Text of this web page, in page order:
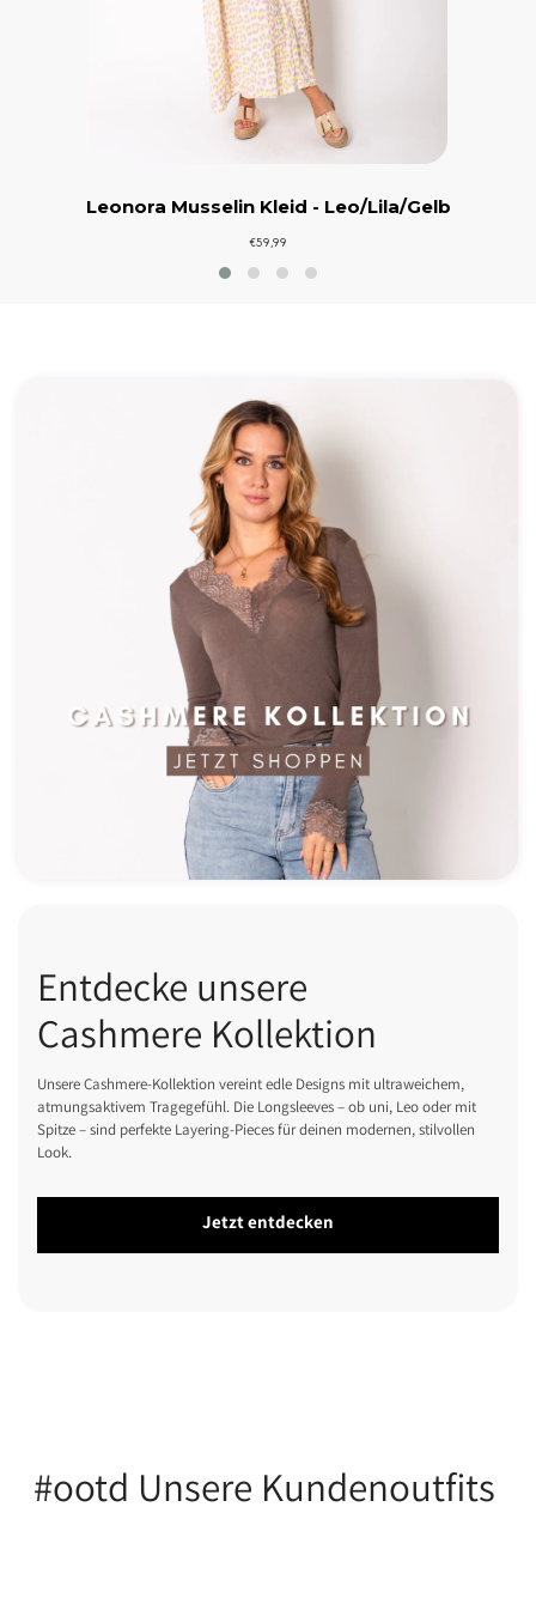
Leonora Musselin Kleid - Leo/Lila/Gelb
€59,99
Entdecke unsere
Cashmere Kollektion
Unsere Cashmere-Kollektion vereint edle Designs mit ultraweichem,
atmungsaktivem Tragegefühl. Die Longsleeves – ob uni, Leo oder mit
Spitze – sind perfekte Layering-Pieces für deinen modernen, stilvollen
Look.
Jetzt entdecken
#ootd Unsere Kundenoutfits